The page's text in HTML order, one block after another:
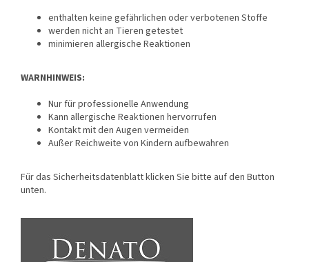
enthalten keine gefährlichen oder verbotenen Stoffe
werden nicht an Tieren getestet
minimieren allergische Reaktionen
WARNHINWEIS:
Nur für professionelle Anwendung
Kann allergische Reaktionen hervorrufen
Kontakt mit den Augen vermeiden
Außer Reichweite von Kindern aufbewahren
Für das Sicherheitsdatenblatt klicken Sie bitte auf den Button
unten.